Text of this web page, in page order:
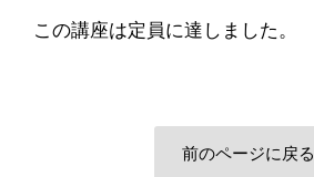
この講座は定員に達しました。
前のページに戻る